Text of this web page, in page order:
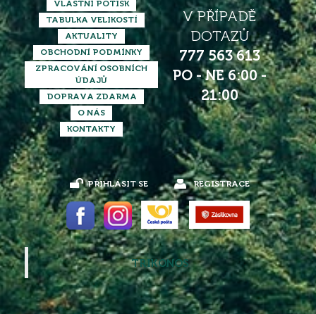
VLASTNÍ POTISK
TABULKA VELIKOSTÍ
AKTUALITY
OBCHODNÍ PODMÍNKY
ZPRACOVÁNÍ OSOBNÍCH
ÚDAJŮ
DOPRAVA ZDARMA
O NÁS
KONTAKTY
V PŘÍPADĚ
DOTAZŮ
777 563 613
PO - NE 6:00 -
21:00
PŘIHLÁSIT SE REGISTRACE
TRIKONOS